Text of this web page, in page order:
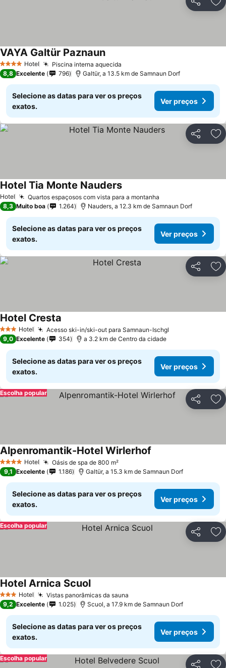
Partilhar
4 EstrelasHotel Piscina interna aquecida
VAYA Galtür PaznaunVer preços
8,8 Excelente 796 Galtür, a 13.5 km de Samnaun Dorf
Selecione as datas para ver os preços
exatos.
Ver preços
Partilhar
Hotel Quartos espaçosos com vista para a montanha
Hotel Tia Monte NaudersVer preços
8,3 Muito boa 1.264 Nauders, a 12.3 km de Samnaun Dorf
Selecione as datas para ver os preços
exatos.
Ver preços
Partilhar
3 EstrelasHotel Acesso ski-in/ski-out para Samnaun-Ischgl
Hotel Cresta
9,0 Excelente 354 a 3.2 km de Centro da cidade
Selecione as datas para ver os preços
exatos.
Ver preços
Partilhar
Escolha popular
4 EstrelasHotel Oásis de spa de 800 m²Ver preços
Alpenromantik-Hotel Wirlerhof
9,1 Excelente 1.186 Galtür, a 15.3 km de Samnaun Dorf
Selecione as datas para ver os preços
exatos.
Ver preços
Partilhar
Escolha popular
3 EstrelasHotel Vistas panorâmicas da sauna
Hotel Arnica ScuolVer preços
9,2 Excelente 1.025 Scuol, a 17.9 km de Samnaun Dorf
Selecione as datas para ver os preços
exatos.
Ver preços
Escolha popular